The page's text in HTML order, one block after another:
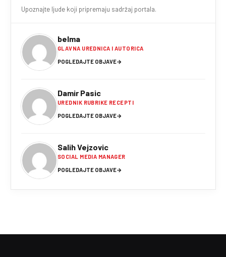
Upoznajte ljude koji pripremaju sadržaj portala.
belma
GLAVNA UREDNICA I AUTORICA
POGLEDAJTE OBJAVE→
Damir Pasic
UREDNIK RUBRIKE RECEPTI
POGLEDAJTE OBJAVE→
Salih Vejzovic
SOCIAL MEDIA MANAGER
POGLEDAJTE OBJAVE→